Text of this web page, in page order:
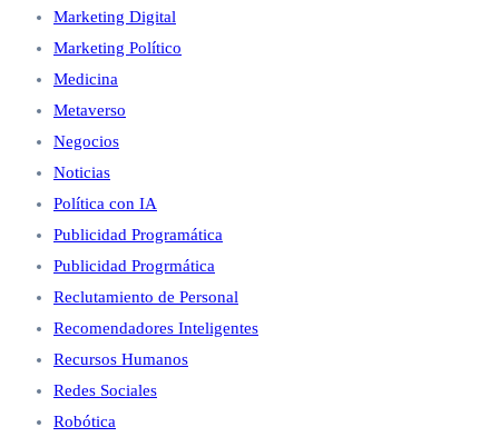
Marketing Digital
Marketing Político
Medicina
Metaverso
Negocios
Noticias
Política con IA
Publicidad Programática
Publicidad Progrmática
Reclutamiento de Personal
Recomendadores Inteligentes
Recursos Humanos
Redes Sociales
Robótica